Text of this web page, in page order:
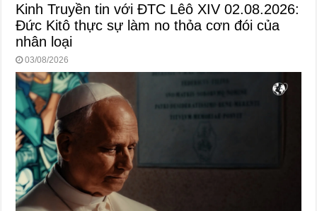
Kinh Truyền tin với ĐTC Lêô XIV 02.08.2026:
Đức Kitô thực sự làm no thỏa cơn đói của
nhân loại
03/08/2026